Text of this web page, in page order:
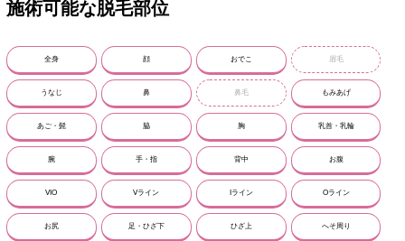
施術可能な脱毛部位
全身 顔 おでこ 眉毛
うなじ 鼻 鼻毛 もみあげ
あご・髭 脇 胸 乳首・乳輪
腕 手・指 背中 お腹
VIO Vライン Iライン Oライン
お尻 足・ひざ下 ひざ上 へそ周り